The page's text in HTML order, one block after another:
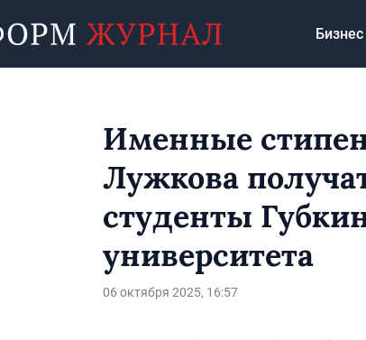
Бизнес
Именные
Лужкова
студенты
университета
06 октября 2025, 16:57